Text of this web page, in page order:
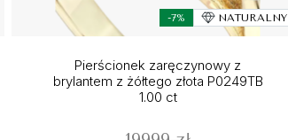
-7% NATURALNY
Pierścionek zaręczynowy z
brylantem z żółtego złota P0249TB
1.00 ct